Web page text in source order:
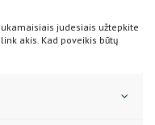
judesiais užtepkite
akis. Kad poveikis būtų